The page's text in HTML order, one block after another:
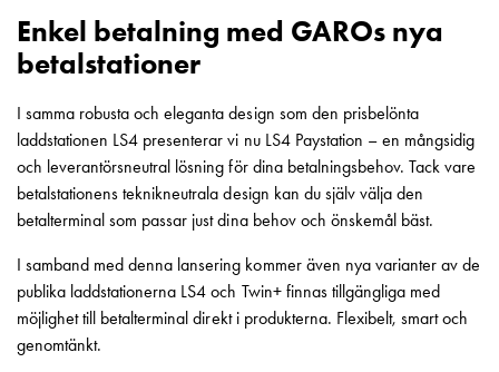
En
guide
elbilsladdning
För
proffs
GARO
Group
Om
GARO
Nyheter
Hållbarhet
ISO
Enkel betalning med GAROs nya
betalstationer
I samma robusta och eleganta design som den prisbelönta
laddstationen LS4 presenterar vi nu LS4 Paystation – en mångsidig
och leverantörsneutral lösning för dina betalningsbehov. Tack vare
betalstationens teknikneutrala design kan du själv välja den
betalterminal som passar just dina behov och önskemål bäst.
I samband med denna lansering kommer även nya varianter av de
publika laddstationerna LS4 och Twin+ finnas tillgängliga med
möjlighet till betalterminal direkt i produkterna. Flexibelt, smart och
genomtänkt.